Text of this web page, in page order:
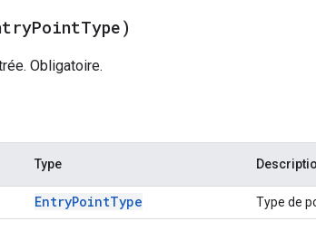
PointType)
Obligatoire.
Type
EntryPointType Type de